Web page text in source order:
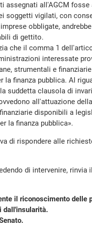
assegnati all'AGCM
soggetti vigilati, con
obbligate,
di gettito.
che il comma 1
interessate
strumentali e
la finanza pubblica. Al
suddetta clausola di
all'attuazione
disponibili a
la finanza pubblica».
di rispondere alle
di intervenire, rinvia
il riconoscimento delle
dall'insularità.